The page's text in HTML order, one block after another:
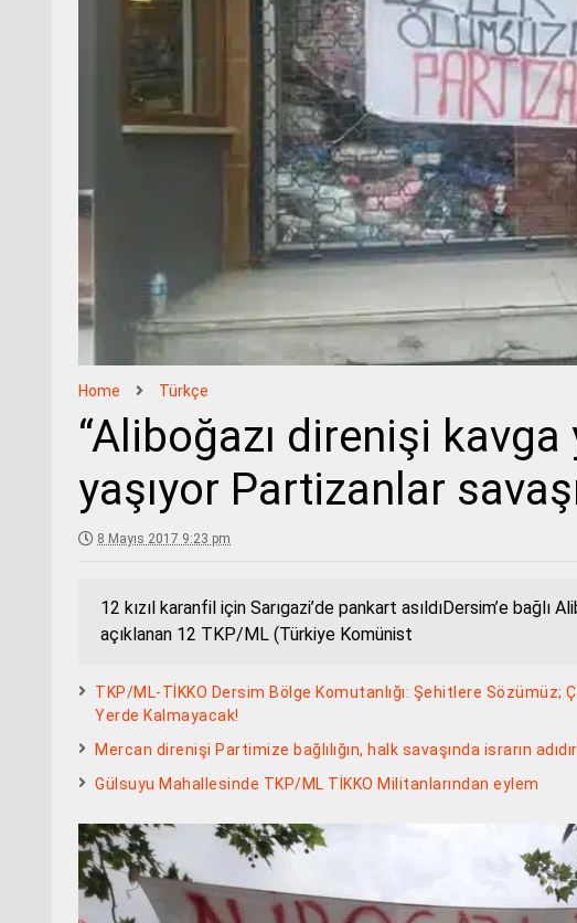
Home Türkçe
“Aliboğazı direnişi
yaşıyor Partizanlar
8 Mayıs 2017 9:23 pm
12 kızıl karanfil için Sarıgazi’de pankart asıldıDersim’e bağlı
açıklanan 12 TKP/ML (Türkiye Komünist
TKP/ML-TİKKO Dersim Bölge Komutanlığı: Şehitlere Sözümüz;
Yerde Kalmayacak!
Mercan direnişi Partimize bağlılığın, halk savaşında israrın
Gülsuyu Mahallesinde TKP/ML TİKKO Militanlarından eylem